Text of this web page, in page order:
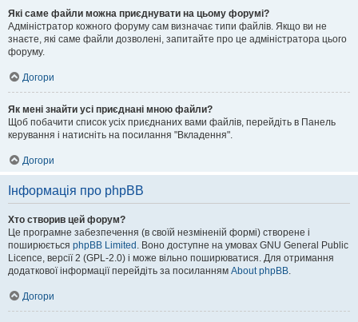
Які саме файли можна приєднувати на цьому форумі?
Адміністратор кожного форуму сам визначає типи файлів. Якщо ви не
знаєте, які саме файли дозволені, запитайте про це адміністратора цього
форуму.
Догори
Як мені знайти усі приєднані мною файли?
Щоб побачити список усіх приєднаних вами файлів, перейдіть в Панель
керування і натисніть на посилання "Вкладення".
Догори
Інформація про phpBB
Хто створив цей форум?
Це програмне забезпечення (в своїй незміненій формі) створене і
поширюється phpBB Limited . Воно доступне на умовах GNU General Public
Licence, версії 2 (GPL-2.0) і може вільно поширюватися. Для отримання
додаткової інформації перейдіть за посиланням About phpBB.
Догори